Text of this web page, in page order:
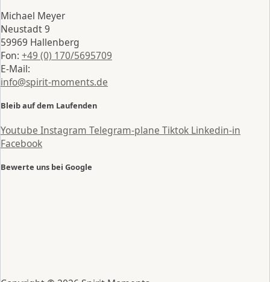
Michael Meyer
Neustadt 9
59969 Hallenberg
Fon: +49 (0) 170/5695709
E-Mail:
info@spirit-moments.de
Bleib auf dem Laufenden
Youtube Instagram Telegram-plane Tiktok Linkedin-in
Facebook
Bewerte uns bei Google